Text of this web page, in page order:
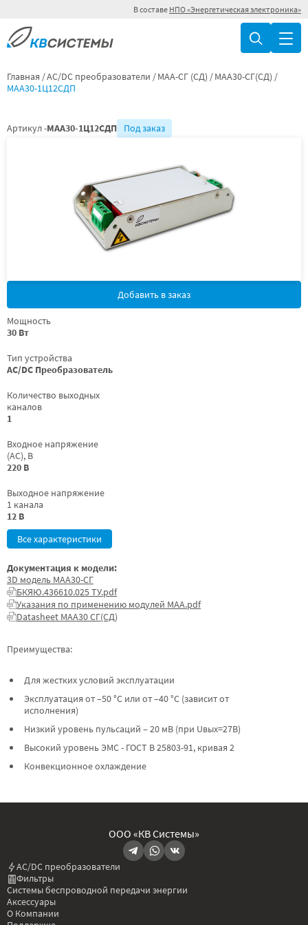
В составе НПО «Энергетическая электроника»
Главная AC/DC преобразователи МАА-СГ (СД)
МАА30-СГ(СД)
МАА30-1Ц12СДП
Артикул -МАА30-1Ц12СДП Под заказ
Добавить в заказ
Мощность
30 Вт
Тип устройства
AC/DC Преобразователь
Количество выходных
каналов
1
Входное напряжение
(AC), В
220 В
Выходное напряжение
1 канала
12 В
Все характеристики
Преимущества:
Для жестких условий эксплуатации
Эксплуатация от –50 °C или от –40 °C (зависит от
исполнения)
Низкий уровень пульсаций – 20 мВ (при Uвых=27В)
Высокий уровень ЭМС - ГОСТ В 25803-91, кривая 2
Конвекционное охлаждение
Документация к модели:
3D модель МАА30-СГ
БКЯЮ.436610.025 ТУ.pdf
Указания по применению модулей МАА.pdf
Datasheet МАА30 СГ(СД)
ООО «КВ Системы»
AC/DC преобразователи
Фильтры
Системы беспроводной передачи энергии
Аксессуары
О Компании